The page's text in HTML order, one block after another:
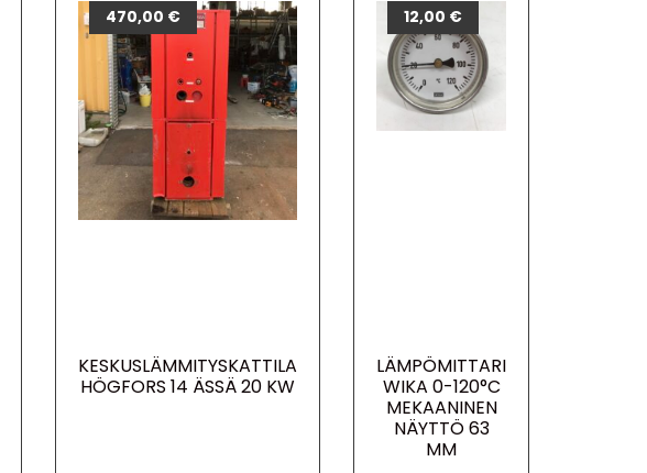
KESKUSLÄMMITYSKATTILA
HÖGFORS 14 ÄSSÄ 20 KW
470,00 €
LÄMPÖMITTARI
WIKA 0-120°C
MEKAANINEN
NÄYTTÖ 63
MM
12,00 €